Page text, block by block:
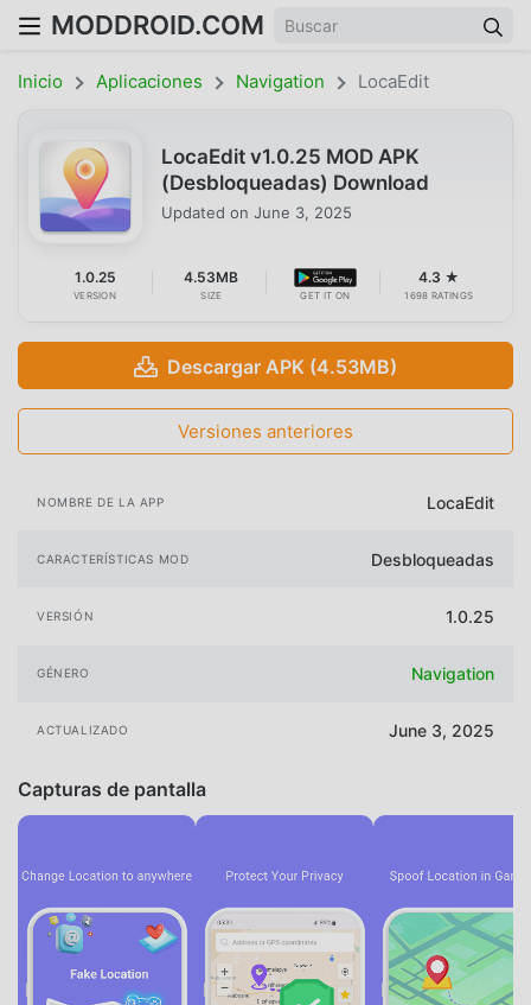
MODDROID.COM
Inicio Aplicaciones Navigation LocaEdit
LocaEdit v1.0.25 MOD APK
(Desbloqueadas) Download
Updated on June 3, 2025
1.0.25
VERSION
4.53MB
SIZE GET IT ON
4.3 ★
1698 RATINGS
Descargar APK (4.53MB)
Versiones anteriores
NOMBRE DE LA APP LocaEdit
CARACTERÍSTICAS MOD Desbloqueadas
VERSIÓN 1.0.25
GÉNERO Navigation
ACTUALIZADO June 3, 2025
Capturas de pantalla